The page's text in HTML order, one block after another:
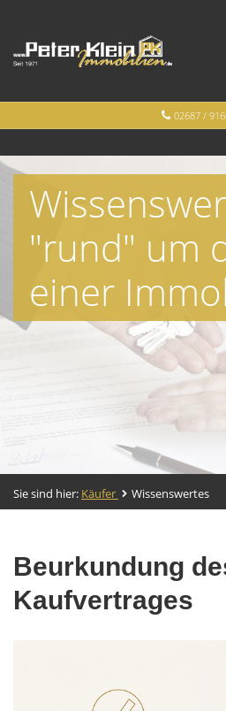
02687 /
"rund" um
einer
Sie sind hier: Käufer Wissenswertes
Beurkundung
Kaufvertrages